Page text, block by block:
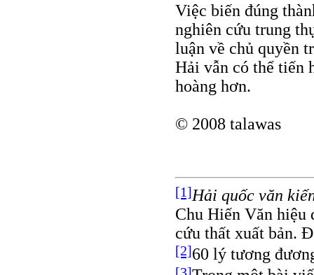
Việc biến đúng
nghiên cứu trung
luận về chủ quyền
Hải vẫn có thể tiến
hoàng hơn.
© 2008 talawas
[1]Hải quốc văn
Chu Hiến Văn hiệu
cứu thất xuất bản.
[2]60 lý tương
[3]